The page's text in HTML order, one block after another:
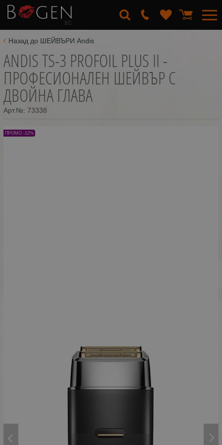
Назад до ШЕЙВЪРИ Andis
ANDIS TS-3 PROFOIL PLUS II -
ПРОФЕСИОНАЛЕН ШЕЙВЪР С
ДВОЙНА ГЛАВА
Арт.№: 73338
ПРОМО -12%